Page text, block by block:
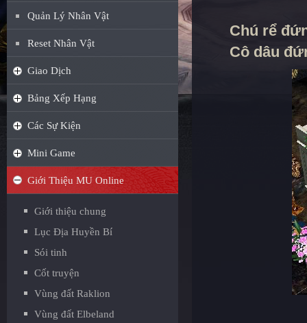
Quản Lý Nhân Vật
Reset Nhân Vật
Giao Dịch
Bảng Xếp Hạng
Các Sự Kiện
Mini Game
Giới Thiệu MU Online
Giới thiệu chung
Lục Địa Huyền Bí
Sói tinh
Cốt truyện
Vùng đất Raklion
Vùng đất Elbeland
Chú rể
Cô dâu